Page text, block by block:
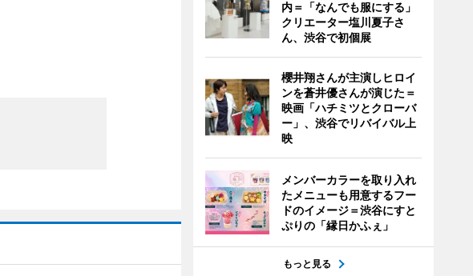
内＝「なんでも服にする」
クリエーター塩川夏子さ
ん、渋谷で初個展
櫻井翔さんが主演しヒロイ
ンを蒼井優さんが演じた＝
映画「ハチミツとクローバ
ー」、渋谷でリバイバル上
映
メンバーカラーを取り入れ
たメニューも用意するフー
ドのイメージ＝渋谷にすと
ぷりの「縁日かふぇ」
もっと見る